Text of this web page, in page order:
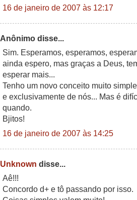
16 de janeiro de 2007 às 12:17
Anônimo disse...
Sim. Esperamos, esperamos,
ainda espero, mas graças a Deus,
esperar mais...
Tenho um novo conceito muito
e exclusivamente de nós... Mas é
quando.
Bjitos!
16 de janeiro de 2007 às 14:25
Unknown disse...
Aê!!!
Concordo d+ e tô passando por isso.